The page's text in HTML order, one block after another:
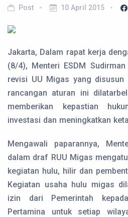
Post 10 April 2015
Jakarta, Dalam rapat kerja
(8/4), Menteri ESDM
revisi UU Migas yang disusun
rancangan aturan ini
memberikan kepastian
investasi dan meningkatkan
Mengawali paparannya,
dalam draf RUU Migas
kegiatan hulu, hilir dan
Kegiatan usaha hulu migas
izin dari Pemerintah
Pertamina untuk setiap